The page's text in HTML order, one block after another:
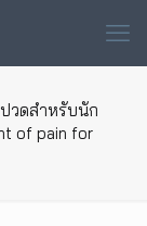
วดสำหรับนัก
of pain for